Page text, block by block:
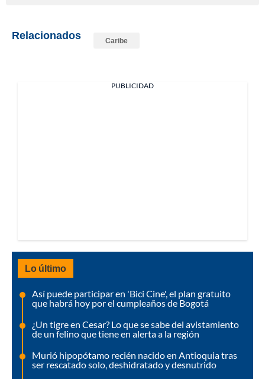
Relacionados Caribe
PUBLICIDAD
Lo último
Así puede participar en 'Bici Cine', el plan gratuito
que habrá hoy por el cumpleaños de Bogotá
¿Un tigre en Cesar? Lo que se sabe del avistamiento
de un felino que tiene en alerta a la región
Murió hipopótamo recién nacido en Antioquia tras
ser rescatado solo, deshidratado y desnutrido